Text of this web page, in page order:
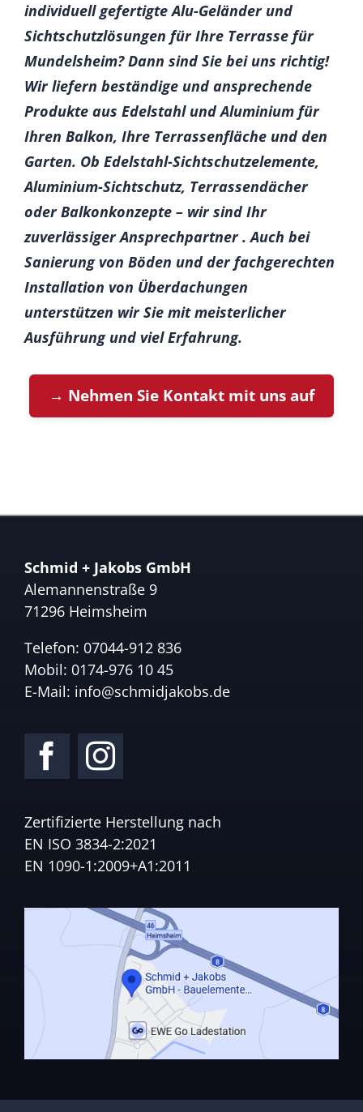
individuell gefertigte Alu-Geländer und
Sichtschutzlösungen für Ihre Terrasse für
Mundelsheim? Dann sind Sie bei uns richtig!
Wir liefern beständige und ansprechende
Produkte aus Edelstahl und Aluminium für
Ihren Balkon, Ihre Terrassenfläche und den
Garten. Ob Edelstahl-Sichtschutzelemente,
Aluminium-Sichtschutz, Terrassendächer
oder Balkonkonzepte – wir sind Ihr
zuverlässiger Ansprechpartner . Auch bei
Sanierung von Böden und der fachgerechten
Installation von Überdachungen
unterstützen wir Sie mit meisterlicher
Ausführung und viel Erfahrung.
→ Nehmen Sie Kontakt mit uns auf
Schmid + Jakobs GmbH
Alemannenstraße 9
71296 Heimsheim
Telefon: 07044-912 836
Mobil: 0174-976 10 45
E-Mail: info@schmidjakobs.de
Zertifizierte Herstellung nach
EN ISO 3834-2:2021
EN 1090-1:2009+A1:2011